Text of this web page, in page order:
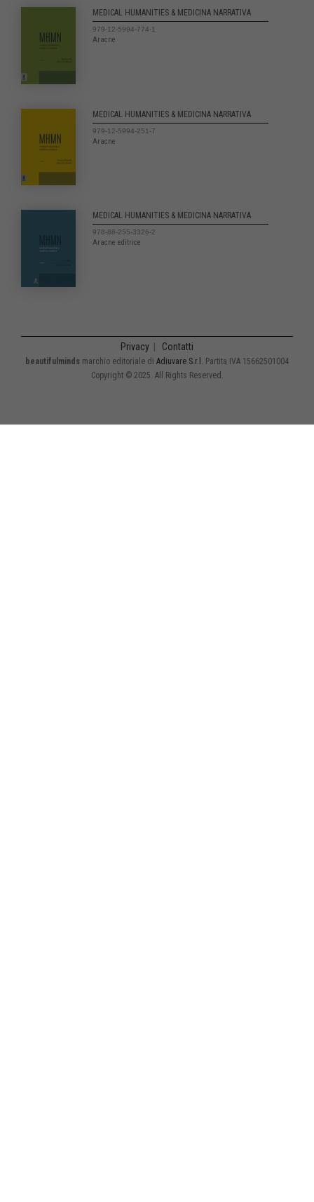
MEDICAL HUMANITIES & MEDICINA NARRATIVA
979-12-5994-774-1
Aracne
MEDICAL HUMANITIES & MEDICINA NARRATIVA
979-12-5994-251-7
Aracne
MEDICAL HUMANITIES & MEDICINA NARRATIVA
978-88-255-3326-2
Aracne editrice
Privacy | Contatti
beautifulminds marchio editoriale di Adiuvare S.r.l.
Partita IVA 15662501004
Copyright © 2025. All Rights Reserved.